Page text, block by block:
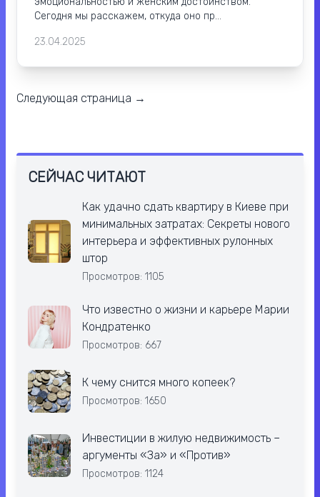
Сегодня мы расскажем, откуда оно пр...
23.04.2025
Следующая страница →
СЕЙЧАС ЧИТАЮТ
Как удачно сдать квартиру в Киеве при
минимальных затратах: Секреты нового
интерьера и эффективных рулонных
штор
Просмотров: 1105
Что известно о жизни и карьере Марии
Кондратенко
Просмотров: 667
К чему снится много копеек?
Просмотров: 1650
Инвестиции в жилую недвижимость –
аргументы «За» и «Против»
Просмотров: 1124